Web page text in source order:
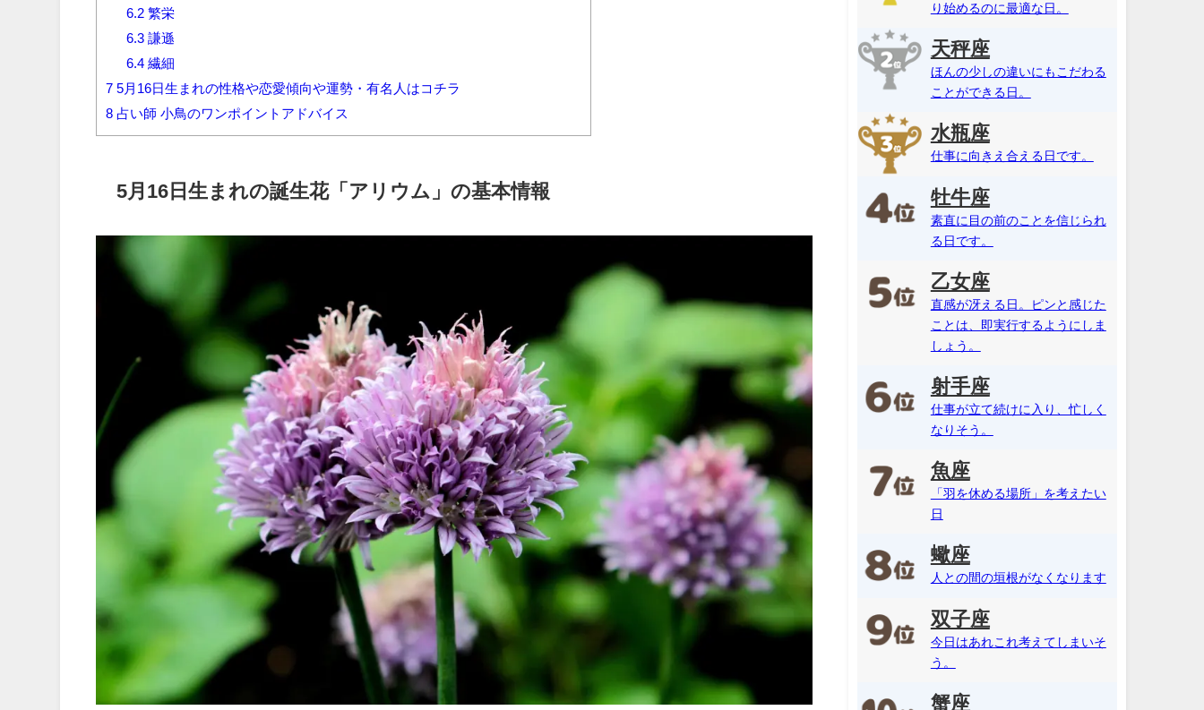
6.2 繁栄
6.3 謙遜
6.4 繊細
7 5月16日生まれの性格や恋愛傾向や運勢・有名人はコチラ
8 占い師 小鳥のワンポイントアドバイス
5月16日生まれの誕生花「アリウム」の基本情報
り始めるのに最適な日。
天秤座
ほんの少しの違いにもこだわる
ことができる日。
水瓶座
仕事に向きえ合える日です。
牡牛座
素直に目の前のことを信じられ
る日です。
乙女座
直感が冴える日。ピンと感じた
ことは、即実行するようにしま
しょう。
射手座
仕事が立て続けに入り、忙しく
なりそう。
魚座
「羽を休める場所」を考えたい
日
蠍座
人との間の垣根がなくなります
双子座
今日はあれこれ考えてしまいそ
う。
蟹座